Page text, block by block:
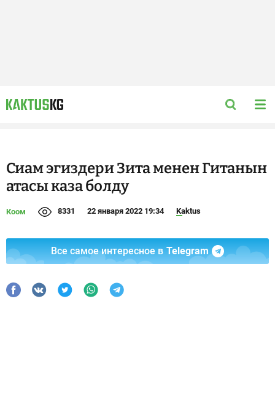
Сиам эгиздери Зита менен Гитанын
атасы каза болду
Коом 8331 22 января 2022 19:34 Kaktus
Все самое интересное в Telegram